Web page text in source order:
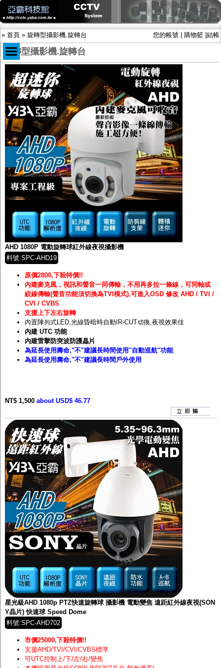
» 首頁 » 旋轉型攝影機.旋轉台 您的帳號 購物籃 結帳
商品目錄
限時促銷特惠專案
IP網路攝影機及錄放影機
AHD DVR數位錄放影機
AHD半球型(適用屋內)
AHD中小型紅外線攝影機(適用騎樓、室內外)
AHD防護罩型攝影機(適用屋外，紅外線照射
距離遠）
AHD特殊功能型攝影機
旋轉型攝影機.旋轉台
傳統高解析攝影機
鏡頭
投光設備
多路攝影機單軸傳輸
監聽器.麥克風
網路設備
視訊轉換設備
雙絞線傳輸器
雜訊改善器
分配放大器
網路線用水晶頭
網路線
懶人線.同軸線.花線
線頭.插座.延長線.HDMI線
集線盒.防水盒.配線盒
變壓器.避雷器
轉接頭
偽裝嚇阻假監視器. 警示防盜貼紙
行車紀錄器.車用插座配件
旋轉型攝影機.旋轉台
AHD 1080P 電動旋轉球紅外線夜視攝影機
料號:SPC-AHD19
原價2800,下殺特價!!
內建麥克風，視訊和聲音一同傳輸，不用再多拉一條線，可同軸或
絞線傳輸(聲音功能須切換為TVI模式),可進入OSD 修改 AHD / TVI /
CVI / CVBS
支援上下左右旋轉
內置陣列式LED,光線昏暗時自動IR-CUT切換,夜視效果佳
內建 UTC 功能
內建雷擊防突波防護晶片
為延長使用壽命,"不"建議長時間使用"自動巡航"功能
為延長使用壽命,"不"建議長時間戶外使用
NT$ 1,500 about USD$ 46.77
星光級AHD 1080p PTZ快速旋轉球 攝影機 電動變焦 遠距紅外線夜視(SON
Y晶片) 快速球 Speed Dome
料號:SPC-AHD702
市價25000,下殺特價!!
支援AHD/TVI/CVI/CVBS標準
可UTC控制上/下/左/右/變焦